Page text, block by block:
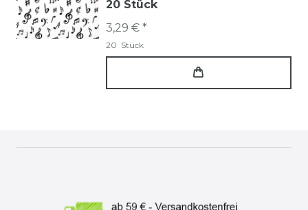
20 Stück
3,29 € *
20 Stück